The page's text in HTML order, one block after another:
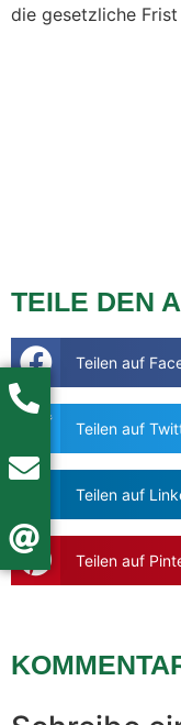
die gesetzliche
TEILE DEN
Teilen auf
Teilen auf
Teilen auf
Teilen auf